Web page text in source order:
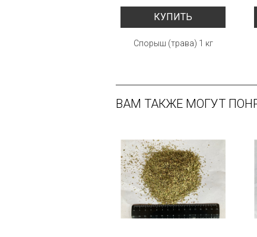
КУПИТЬ
Спорыш (трава) 1 кг
ВАМ ТАКЖЕ МОГУТ